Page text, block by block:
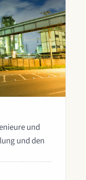
und
und den